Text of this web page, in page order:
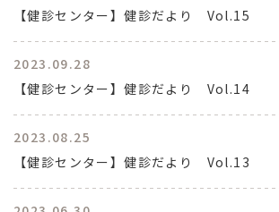
【健診センター】健診だより Vol.15
2023.09.28
【健診センター】健診だより Vol.14
2023.08.25
【健診センター】健診だより Vol.13